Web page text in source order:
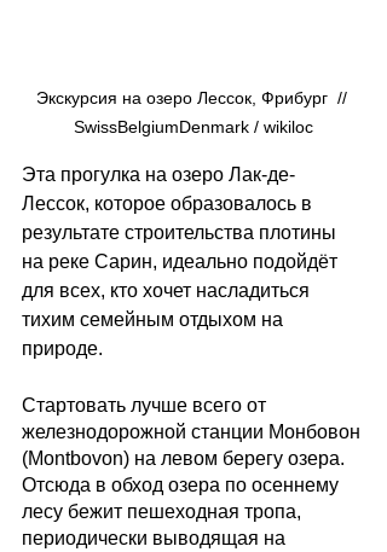
Экскурсия на озеро Лессок, Фрибург  //
SwissBelgiumDenmark / wikiloc
Эта прогулка на озеро Лак-де-
Лессок, которое образовалось в
результате строительства плотины
на реке Сарин, идеально подойдёт
для всех, кто хочет насладиться
тихим семейным отдыхом на
природе.
Стартовать лучше всего от
железнодорожной станции Монбовон
(Montbovon) на левом берегу озера.
Отсюда в обход озера по осеннему
лесу бежит пешеходная тропа,
периодически выводящая на